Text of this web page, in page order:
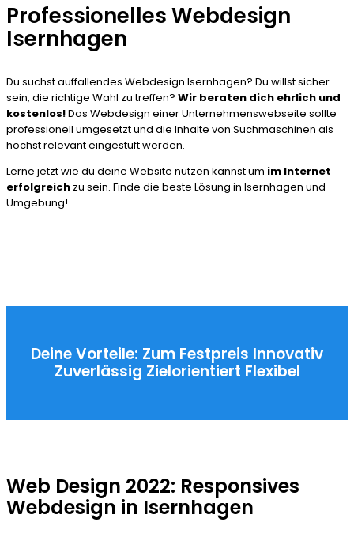
Professionelles Webdesign
Isernhagen
Du suchst auffallendes Webdesign Isernhagen? Du willst sicher
sein, die richtige Wahl zu treffen? Wir beraten dich ehrlich und
kostenlos!Das Webdesign einer Unternehmenswebseite sollte
professionell umgesetzt und die Inhalte von Suchmaschinen als
höchst relevant eingestuft werden.
Lerne jetzt wie du deine Website nutzen kannst um im Internet
erfolgreich zu sein. Finde die beste Lösung in Isernhagen und
Umgebung!
Deine Vorteile: Zum Festpreis Innovativ
Zuverlässig Zielorientiert Flexibel
Web Design 2022: Responsives
Webdesign in Isernhagen